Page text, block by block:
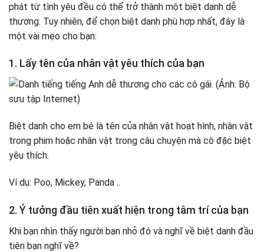
phát từ tình yêu đều có thể trở thành một biệt danh dễ
thương. Tuy nhiên, để chọn biệt danh phù hợp nhất, đây là
một vài mẹo cho bạn:
1. Lấy tên của nhân vật yêu thích của bạn
Biệt danh cho em bé là tên của nhân vật hoạt hình, nhân vật
trong phim hoặc nhân vật trong câu chuyện mà cô đặc biệt
yêu thích.
Ví dụ: Poo, Mickey, Panda ..
2. Ý tưởng đầu tiên xuất hiện trong tâm trí của bạn
Khi bạn nhìn thấy người bạn nhỏ đó và nghĩ về biệt danh đầu
tiên bạn nghĩ về?